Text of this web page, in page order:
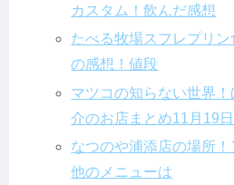
カスタム！飲んだ感想
たべる牧場スフレプリ
の感想！値段
マツコの知らない世界
介のお店まとめ11月19日
なつのや浦添店の場所！
他のメニューは